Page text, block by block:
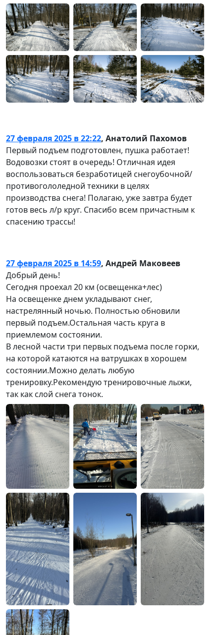
27 февраля 2025 в 22:22, Анатолий Пахомов
Первый подъем подготовлен, пушка работает!
Водовозки стоят в очередь! Отличная идея
воспользоваться безработицей снегоубочной/
противогололедной техники в целях
производства снега! Полагаю, уже завтра будет
готов весь л/р круг. Спасибо всем причастным к
спасению трассы!
27 февраля 2025 в 14:59, Андрей Маковеев
Добрый день!
Сегодня проехал 20 км (освещенка+лес)
На освещенке днем укладывают снег,
настрелянный ночью. Полностью обновили
первый подъем.Остальная часть круга в
приемлемом состоянии.
В лесной части три первых подъема после горки,
на которой катаются на ватрушках в хорошем
состоянии.Можно делать любую
тренировку.Рекомендую тренировочные лыжи,
так как слой снега тонок.